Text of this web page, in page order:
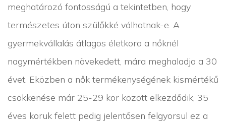
meghatározó fontosságú a tekintetben, hogy
természetes úton szülőkké válhatnak-e. A
gyermekvállalás átlagos életkora a nőknél
nagymértékben növekedett, mára meghaladja a 30
évet. Eközben a nők termékenységének kismértékű
csökkenése már 25-29 kor között elkezdődik, 35
éves koruk felett pedig jelentősen felgyorsul ez a